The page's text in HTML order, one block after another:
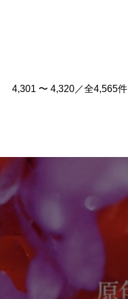
4,301 〜 4,320／全4,565件